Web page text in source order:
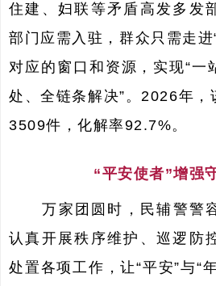
住建、妇联等矛盾高发多发
部门应需入驻，群众只需走进
对应的窗口和资源，实现“一
处、全链条解决”。2026年，
3509件，化解率92.7%。
“平安使者”增强
万家团圆时，民辅警警
认真开展秩序维护、巡逻防
处置各项工作，让“平安”与“